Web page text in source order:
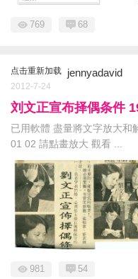
769 68
点击重新加载 jennyadavid
2012-7-24
刘文正宣布择偶条件
已用軟體 盡量將文字放大和
01 02 請點畫放大 觀看 ...
981 54